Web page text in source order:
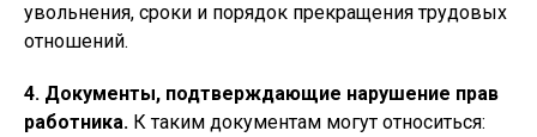
увольнения, сроки и порядок прекращения трудовых
отношений.
4. Документы, подтверждающие нарушение прав
работника. К таким документам могут относиться: